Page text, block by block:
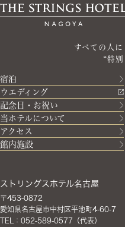
すべての人
“特
宿泊
ウエディング
記念日・お祝い
当ホテルについて
アクセス
館内施設
ストリングスホテル名古屋
〒453-0872
愛知県名古屋市中村区平池町4-60-7
TEL：052-589-0577（代表）